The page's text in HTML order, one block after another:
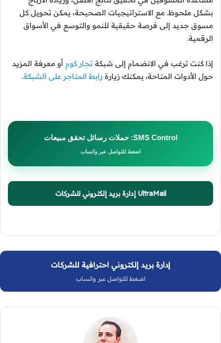
بشكل ملحوظ. مع الاستراتيجيات الصحيحة، يمكن تحويل كل
مسوق جديد إلى فرصة حقيقية للنمو والتوسع في الأسواق
الرقمية.
إذا كنت ترغب في الانضمام إلى شبكة تجار كوم أو معرفة المزيد
حول الأدوات المتاحة، يمكنك زيارة رابط المتاجر على الشبكة.
SMS Control: حملات رسائل تحقق مبيعات
اضغط للتواصل عبر واتساب
UltraMail إدارة بريد إلكتروني للشركات
إدارة بريد إلكتروني احترافية للشركات
اضغط للتواصل عبر واتساب